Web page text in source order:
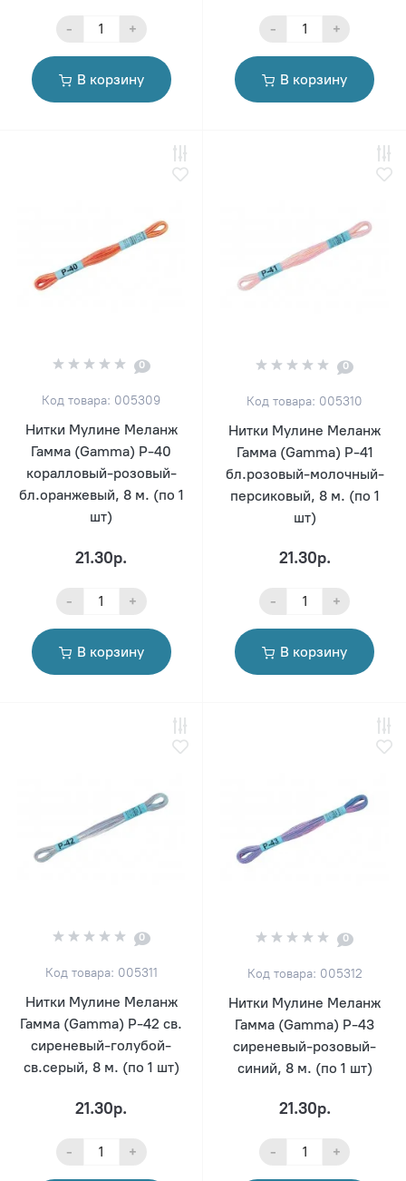
- +
В корзину
- +
В корзину
0
Код товара: 005309
Нитки Мулине Меланж
Гамма (Gamma) Р-40
коралловый-розовый-
бл.оранжевый, 8 м. (по 1
шт)
21.30р.
- +
В корзину
0
Код товара: 005310
Нитки Мулине Меланж
Гамма (Gamma) Р-41
бл.розовый-молочный-
персиковый, 8 м. (по 1
шт)
21.30р.
- +
В корзину
0
Код товара: 005311
Нитки Мулине Меланж
Гамма (Gamma) Р-42 св.
сиреневый-голубой-
св.серый, 8 м. (по 1 шт)
21.30р.
- +
0
Код товара: 005312
Нитки Мулине Меланж
Гамма (Gamma) Р-43
сиреневый-розовый-
синий, 8 м. (по 1 шт)
21.30р.
- +